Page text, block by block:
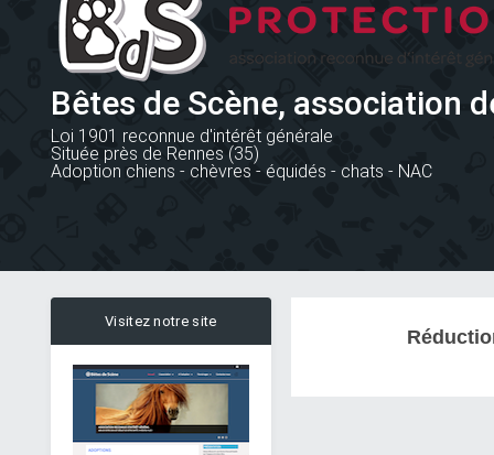
Bêtes de Scène, association
Loi 1901 reconnue d'intérêt générale
Située près de Rennes (35)
Adoption chiens - chèvres - équidés - chats - NAC
Visitez notre site